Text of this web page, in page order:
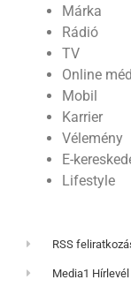
Márka
Rádió
TV
Online
Mobil
Karrier
Vélemény
E-
Lifestyle
RSS
Media1 Hírlevél